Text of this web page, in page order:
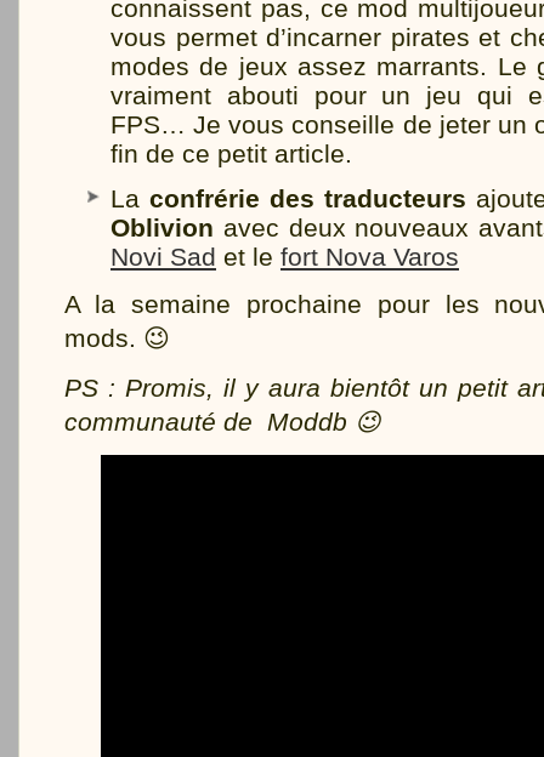
connaissent pas, ce mod
vous permet d’incarner pirates et
modes de jeux assez marrants. Le
vraiment abouti pour un jeu qui
FPS… Je vous conseille de jeter un
fin de ce petit article.
La confrérie des traducteurs
Oblivion avec deux nouveaux
Novi Sad et le fort Nova Varos
A la semaine prochaine pour les
mods. 😉
PS : Promis, il y aura bientôt un petit
communauté de Moddb 😉